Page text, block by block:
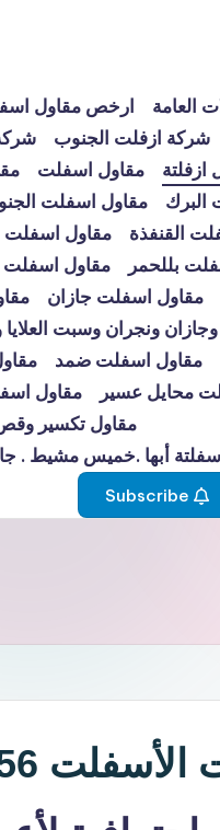
العامة ارخص مقاول
شركة ازفلت الجنوب
ازفلتة مقاول اسفلت
البرك مقاول اسفلت
القنفذة مقاول
بللحمر مقاول اسفلت
مقاول اسفلت جازان
ونجران وسبت العلايا
مقاول اسفلت ضمد
محايل عسير
مقاول
مقاول تكسير وقص
أبها .خميس مشيط .
0541746356